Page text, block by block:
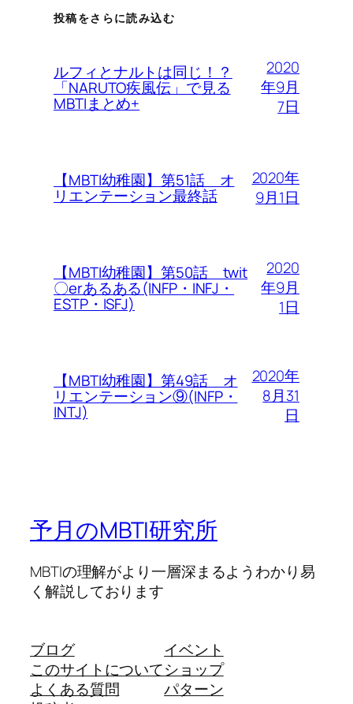
投稿をさらに読み込む
ルフィとナルトは同じ！？
「NARUTO疾風伝」で見る
MBTIまとめ+
2020
年9月
7日
【MBTI幼稚園】第51話 オ
リエンテーション最終話
2020年
9月1日
【MBTI幼稚園】第50話 twit
〇erあるある(INFP・INFJ・
ESTP・ISFJ)
2020
年9月
1日
【MBTI幼稚園】第49話 オ
リエンテーション⑨(INFP・
INTJ)
2020年
8月31
日
予月のMBTI研究所
MBTIの理解がより一層深まるようわかり易
く解説しております
ブログ
このサイトについて
よくある質問
イベント
ショップ
パターン